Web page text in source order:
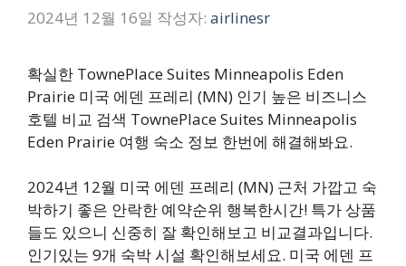
2024년 12월 16일 작성자: airlinesr
확실한 TownePlace Suites Minneapolis Eden
Prairie 미국 에덴 프레리 (MN) 인기 높은 비즈니스
호텔 비교 검색 TownePlace Suites Minneapolis
Eden Prairie 여행 숙소 정보 한번에 해결해봐요.
2024년 12월 미국 에덴 프레리 (MN) 근처 가깝고 숙
박하기 좋은 안락한 예약순위 행복한시간! 특가 상품
들도 있으니 신중히 잘 확인해보고 비교결과입니다.
인기있는 9개 숙박 시설 확인해보세요. 미국 에덴 프